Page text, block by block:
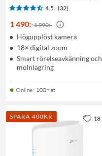
4.5 (32)
1 490:-1 990:-
Högupplöst kamera
18× digital zoom
Smart rörelseavkänning och
molnlagring
Online: 100+ st
SPARA 400KR 18